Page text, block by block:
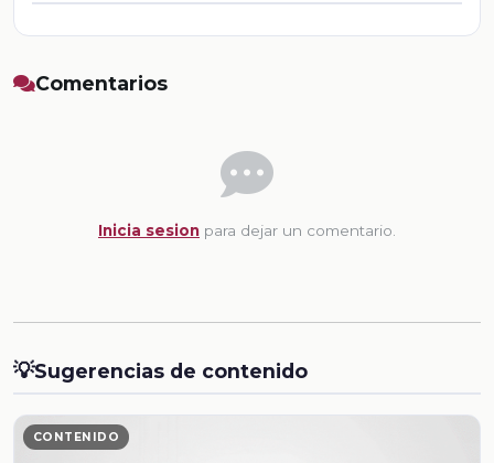
Comentarios
Inicia sesion para dejar un comentario.
💡Sugerencias de contenido
CONTENIDO